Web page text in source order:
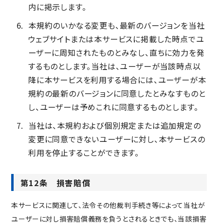
内に掲示します。
本規約のいかなる変更も、最新のバージョンを当社
ウェブサイトまたは本サービスに掲載した時点でユ
ーザーに周知されたものとみなし、直ちに効力を発
するものとします。当社は、ユーザーが当該時点以
降に本サービスを利用する場合には、ユーザーが本
規約の最新のバージョンに同意したとみなすものと
し、ユーザーは予めこれに同意するものとします。
当社は、本規約および個別規定または追加規定の
変更に同意できないユーザーに対し、本サービスの
利用を停止することができます。
第12条 損害賠償
本サービスに関連して、法令その他裁判手続き等によって当社が
ユーザーに対し損害賠償義務を負うとされるときでも、当該損害